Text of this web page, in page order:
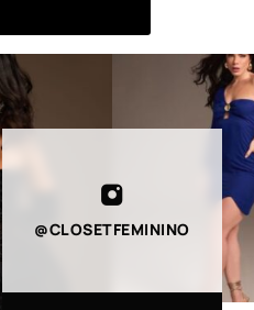
@CLOSETFEMININO